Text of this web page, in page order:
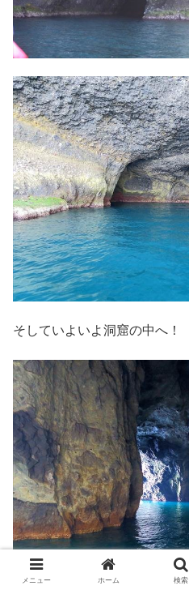
そしていよいよ洞窟の中へ！
メニュー ホーム 検索